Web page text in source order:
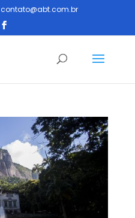
contato@abt.com.br